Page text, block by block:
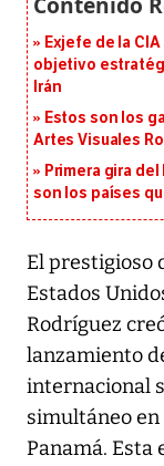
Exjefe de la
objetivo
Irán
Estos son los
Artes Visuales
Primera gira del
son los países
El prestigioso
Estados
Rodríguez
lanzamiento
internacional
simultáneo
Panamá.